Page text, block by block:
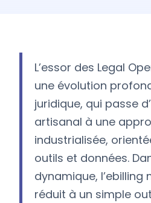
L’essor des Legal
une évolution
juridique, qui passe
artisanal à une
industrialisée,
outils et données.
dynamique, l’ebilling
réduit à un simple